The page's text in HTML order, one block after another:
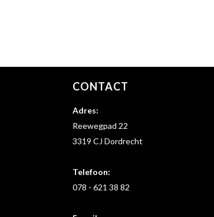
CONTACT
Adres:
Reewegpad 22
3319 CJ Dordrecht
Telefoon:
078 - 621 38 82